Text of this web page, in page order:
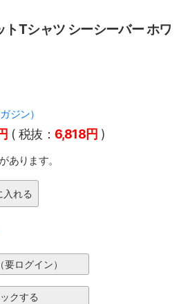
Tシャツ シーシーバー ホワ
ジン）
( 税抜：6,818円 )
あります。